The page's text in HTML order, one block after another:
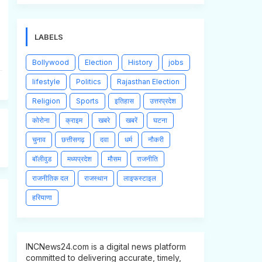
LABELS
Bollywood Election History jobs
lifestyle Politics Rajasthan Election
Religion Sports इतिहास उत्तरप्रदेश
कोरोना क्राइम खबरे खबरें घटना
चुनाव छत्तीसगढ़ दवा धर्म नौकरी
बॉलीवुड मध्यप्रदेश मौसम राजनीति
राजनीतिक दल राजस्थान लाइफस्टाइल
हरियाणा
INCNews24.com is a digital news platform
committed to delivering accurate, timely,